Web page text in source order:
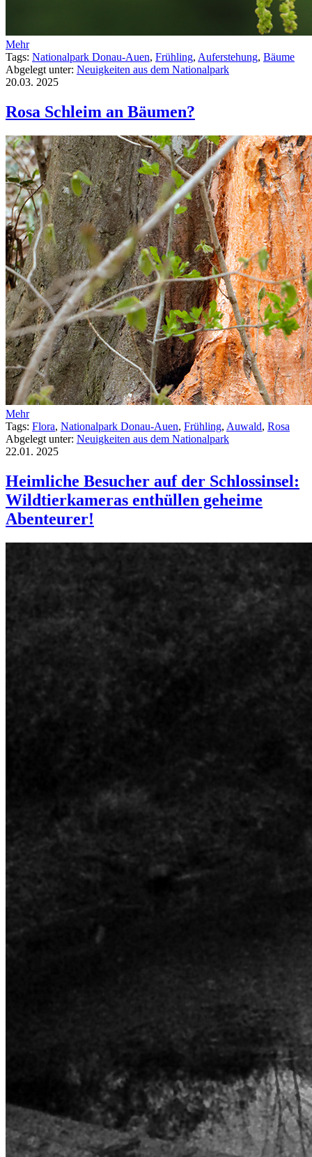
Mehr
Tags: Nationalpark Donau-Auen, Frühling, Auferstehung, Bäume
Abgelegt unter: Neuigkeiten aus dem Nationalpark
20.03. 2025
Rosa Schleim an Bäumen?
Mehr
Tags: Flora, Nationalpark Donau-Auen, Frühling, Auwald, Rosa
Abgelegt unter: Neuigkeiten aus dem Nationalpark
22.01. 2025
Heimliche Besucher auf der Schlossinsel:
Wildtierkameras enthüllen geheime
Abenteurer!